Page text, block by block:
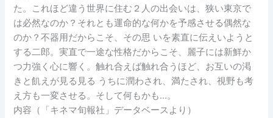
た。これほど違う世界に住む２人の出会いは、狭い東京で
は必然なのか？それとも運命的な何かを予感させる偶然な
のか？不器用だからこそ、その思 いを素直に伝えいようと
する二郎。実直で一途な性格だからこそ、麗子には新鮮か
つ力強く心に響く。触れ合えば触れ合うほど、お互いの渇
きと飢えが見る見る うちに潤わされ、満たされ、視野も考
え方も一変させる。そして何もかも…。
内容（「キネマ旬報社」データベースより）